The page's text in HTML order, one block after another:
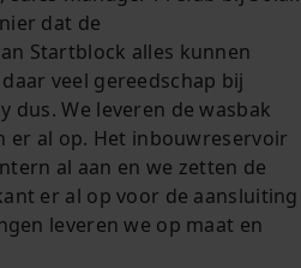
dat de
Startblock alles kunnen
veel gereedschap bij
dus. We leveren de wasbak
er al op. Het inbouwreservoir
al aan en we zetten de
er al op voor de aansluiting
leveren we op maat en